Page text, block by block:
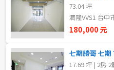
金門連江
1樓
3樓
5~10樓
73.04 坪
潤隆VVS1 台中
180,000 元
七期勝哥 七期
17.69 坪 | 2房 2